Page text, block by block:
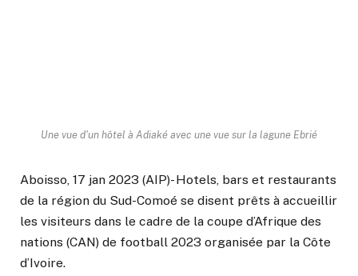
Une vue d'un hôtel à Adiaké avec une vue sur la lagune Ebrié
Aboisso, 17 jan 2023 (AIP)- Hotels, bars et restaurants
de la région du Sud-Comoé se disent prêts à accueillir
les visiteurs dans le cadre de la coupe d’Afrique des
nations (CAN) de football 2023 organisée par la Côte
d’Ivoire.